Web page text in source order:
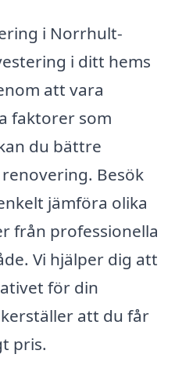
i Norrhult-
i ditt hems
att vara
faktorer som
du bättre
Besök
jämföra olika
från professionella
Vi hjälper dig att
för din
att du får
pris.